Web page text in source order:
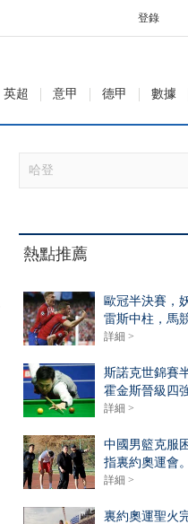
登錄
英超 意甲 德甲 數據
熱點推薦
歐冠半決賽，
雷斯中柱，馬
詳細 >
斯諾克世錦賽
霍金斯晉級四強
詳細 >
中國男籃克服
指裏約奧運會。
詳細 >
裏約奧運聖火